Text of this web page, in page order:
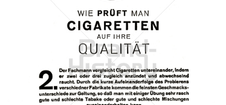
REEMTSMA A.-G. Imperial Tobacco Group 1926